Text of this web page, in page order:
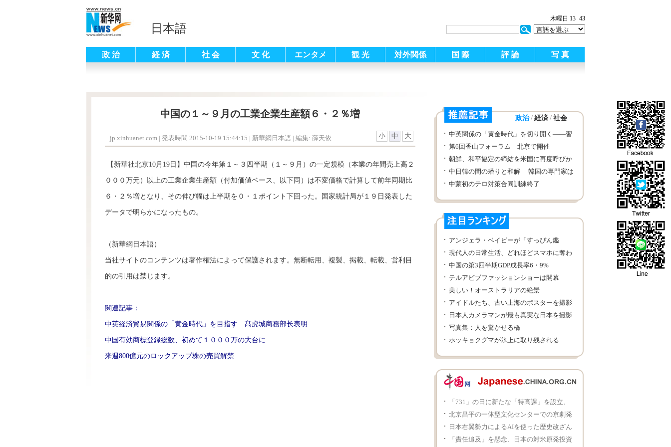
日本語
木曜日 13 43
政 治 経 済 社 会 文 化 エンタメ 観 光 対外関係 国 際 評 論 写 真
中国の１～９月の工業企業生産額６・２％増
jp.xinhuanet.com | 発表時間 2015-10-19 15:44:15 | 新華網日本語 | 編集: 薛天依 小 中 大
【新華社北京10月19日】中国の今年第１～３四半期（１～９月）の一定規模（本業の年間売上高２
０００万元）以上の工業企業生産額（付加価値ベース、以下同）は不変価格で計算して前年同期比
６・２％増となり、その伸び幅は上半期を０・１ポイント下回った。国家統計局が１９日発表した
データで明らかになったもの。
（新華網日本語）
当社サイトのコンテンツは著作権法によって保護されます。無断転用、複製、掲載、転載、営利目
的の引用は禁じます。
関連記事：
中英経済貿易関係の「黄金時代」を目指す 髙虎城商務部长表明
中国有効商標登録総数、初めて１０００万の大台に
来週800億元のロックアップ株の売買解禁
政治 / 経済 / 社会
中英関係の「黄金時代」を切り開く――習
近平主席の訪英の展望
第6回香山フォーラム 北京で開催
朝鮮、和平協定の締結を米国に再度呼びか
け
中日韓の間の蟠りと和解 韓国の専門家は
どのように分析しているか
中蒙初のテロ対策合同訓練終了
アンジェラ・ベイビーが「すっぴん鑑
定」 整形していないと確定
現代人の日常生活、どれほどスマホに奪わ
れたか知っている？
中国の第3四半期GDP成長率6・9%
テルアビブファッションショーは開幕
美しい！オーストラリアの絶景
アイドルたち、古い上海のポスターを撮影
日本人カメラマンが最も真実な日本を撮影
写真集：人を驚かせる橋
ホッキョクグマが氷上に取り残される